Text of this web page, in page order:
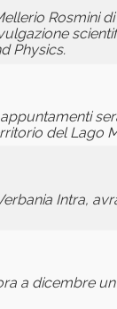
Rosmini
Physics.
del Lago
Intra,
a dicembre